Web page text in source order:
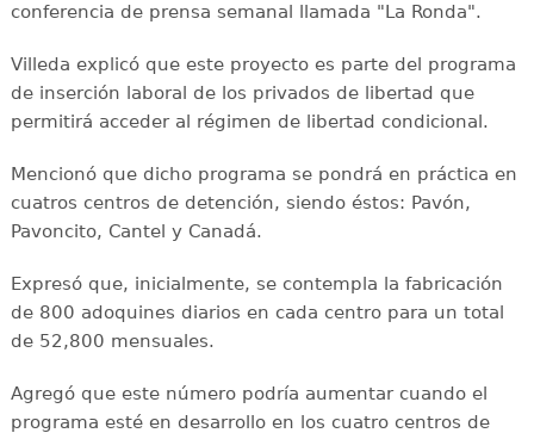
conferencia de prensa semanal llamada "La Ronda".
Villeda explicó que este proyecto es parte del programa
de inserción laboral de los privados de libertad que
permitirá acceder al régimen de libertad condicional.
Mencionó que dicho programa se pondrá en práctica en
cuatros centros de detención, siendo éstos: Pavón,
Pavoncito, Cantel y Canadá.
Expresó que, inicialmente, se contempla la fabricación
de 800 adoquines diarios en cada centro para un total
de 52,800 mensuales.
Agregó que este número podría aumentar cuando el
programa esté en desarrollo en los cuatro centros de